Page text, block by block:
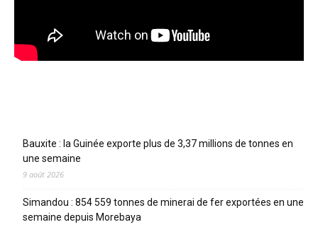
Bauxite : la Guinée exporte plus de 3,37 millions de tonnes en
une semaine
9 août 2026
Simandou : 854 559 tonnes de minerai de fer exportées en une
semaine depuis Morebaya